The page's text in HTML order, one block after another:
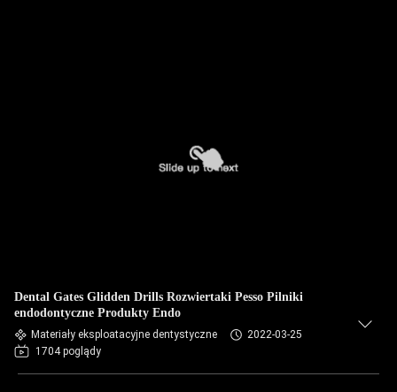
Dental Gates Glidden Drills Rozwiertaki Pesso Pilniki
endodontyczne Produkty Endo
Materiały eksploatacyjne dentystyczne
2022-03-25
1704 poglądy